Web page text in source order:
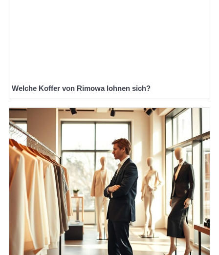
Welche Koffer von Rimowa lohnen sich?